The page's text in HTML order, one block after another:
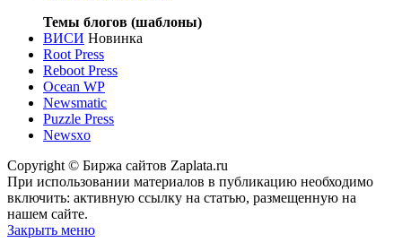
Темы блогов (шаблоны)
ВИСИ Новинка
Root Press
Reboot Press
Ocean WP
Newsmatic
Puzzle Press
Newsxo
Copyright © Биржа сайтов Zaplata.ru
При использовании материалов в публикацию необходимо
включить: активную ссылку на статью, размещенную на
нашем сайте.
Закрыть меню